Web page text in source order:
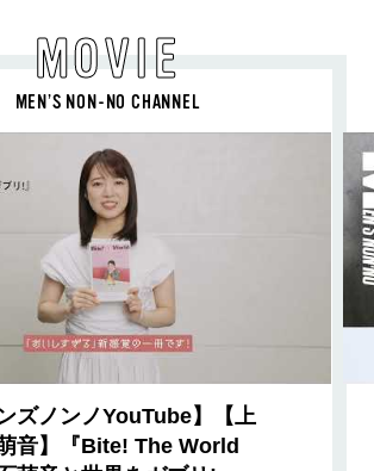
MOVIE
MEN’S NON-NO CHANNEL
ンズノンノYouTube】【上
音】『Bite! The World